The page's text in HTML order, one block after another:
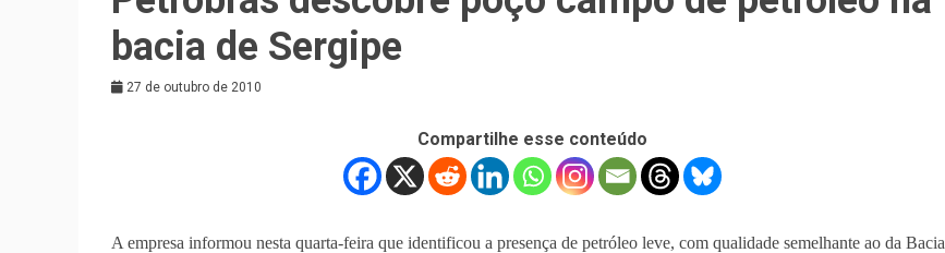
bacia de Sergipe
27 de outubro de 2010
Compartilhe esse conteúdo
A empresa informou nesta quarta-feira que identificou a presença de petróleo leve, com qualidade semelhante ao da Bacia